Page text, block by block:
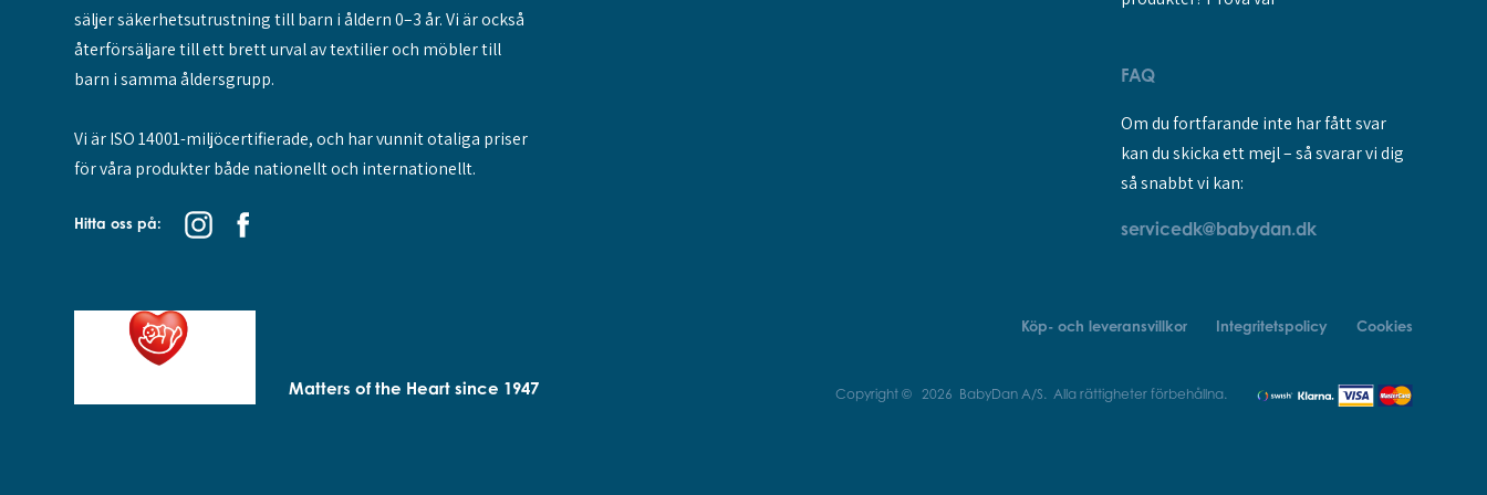
säljer säkerhetsutrustning till barn i åldern 0–3 år. Vi är också
återförsäljare till ett brett urval av textilier och möbler till
barn i samma åldersgrupp.
Vi är ISO 14001-miljöcertifierade, och har vunnit otaliga priser
för våra produkter både nationellt och internationellt.
Hitta oss på:
FAQ
Om du fortfarande inte har fått svar
kan du skicka ett mejl – så svarar vi dig
så snabbt vi kan:
servicedk@babydan.dk
Matters of the Heart since 1947
Köp- och leveransvillkor Integritetspolicy Cookies
Copyright © 2026 BabyDan A/S. Alla rättigheter förbehållna.